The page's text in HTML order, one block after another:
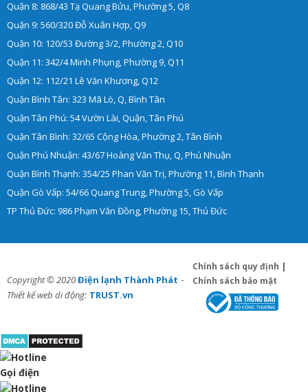
Quận 8: 868/43 Tạ Quang Bửu, Phường 5, Q8
Quận 9: 560/320 Đỗ Xuân Hợp, Q9
Quận 10: 120/53 Đường 3/2, Phường 2, Q10
Quận 11: 342/4 Minh Phụng, Phường 9, Q11
Quận 12: 112/21 Lê Văn Khương, Q12
Quận Bình Tân: 323 Mã Lò, Q, Bình Tân
Quận Tân Phú: 54 Vườn Lài, Quận, Tân Phú
Quận Tân Bình: 32/65 Cộng Hòa, Phường 2, Tân Bình
Quận Phú Nhuận: 43/67 Hoàng Văn Thụ, Q, Phú Nhuận
Quận Bình Thạnh: 354/25 Phan Văn Trị, Phường 11, Bình Thạnh
Quận Gò Vấp: 54/66 Quang Trung, Phường 5, Gò Vấp
TP Thủ Đức: 986 Phạm Văn Đồng, Phường 15, Thủ Đức
Copyright © 2020Điện lạnh Thành Phát -
Thiết kế web di động: TRUST.vn
Chính sách quy định |
Chính sách bảo mật
Gọi điện